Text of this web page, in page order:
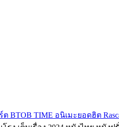
BTOB TIME อนิเมะยอดฮิต